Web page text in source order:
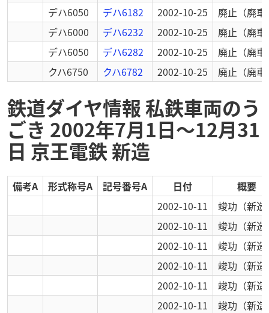
デハ6050
デハ6182 2002-10-25 廃止 （廃
デハ6000
デハ6232 2002-10-25 廃止 （廃
デハ6050
デハ6282 2002-10-25 廃止 （廃
クハ6750
クハ6782 2002-10-25 廃止 （廃
鉄道ダイヤ情報 私鉄車両のう
ごき 2002年7月1日～12月31
日 京王電鉄 新造
備考A 形式称号A 記号番号A 日付
概要
2002-10-11
竣功 （新
2002-10-11
竣功 （新
2002-10-11
竣功 （新
2002-10-11
竣功 （新
2002-10-11
竣功 （新
2002-10-11
竣功 （新